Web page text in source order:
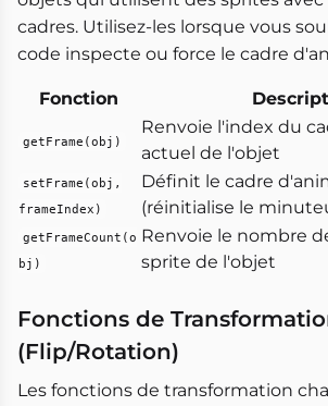
cadres. Utilisez-les lorsque vous
code inspecte ou force le cadre
Fonction
getFrame(obj)
Renvoie l'index du
actuel de l'objet
setFrame(obj,
frameIndex)
Définit le cadre
(réinitialise le
getFrameCount(o
bj)
Renvoie le nombre
sprite de l'objet
Fonctions de
(Flip/Rotation)
Les fonctions de transformation